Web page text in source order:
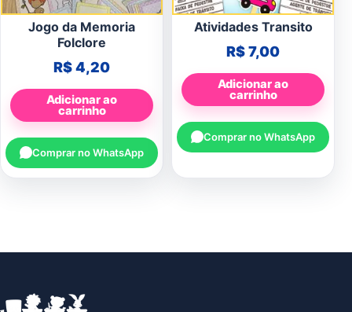
Jogo da Memoria
Folclore
R$4,20
Adicionar ao
carrinho
Comprar no WhatsApp
Atividades Transito
R$7,00
Adicionar ao
carrinho
Comprar no WhatsApp